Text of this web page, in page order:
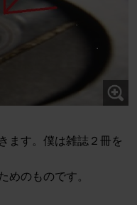
ます。僕は雑誌２冊を
めのものです。